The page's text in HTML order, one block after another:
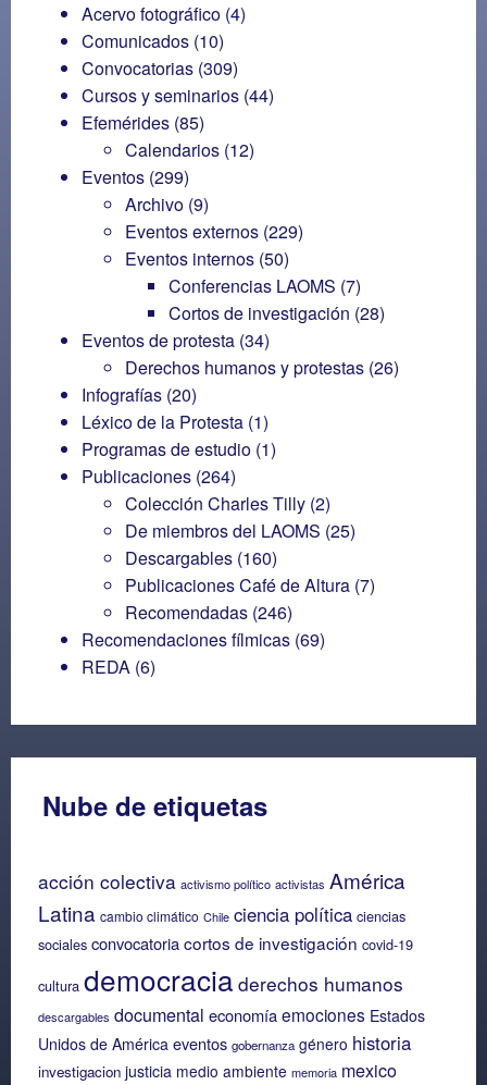
Acervo fotográfico (4)
Comunicados (10)
Convocatorias (309)
Cursos y seminarios (44)
Efemérides (85)
Calendarios (12)
Eventos (299)
Archivo (9)
Eventos externos (229)
Eventos internos (50)
Conferencias LAOMS (7)
Cortos de investigación (28)
Eventos de protesta (34)
Derechos humanos y protestas (26)
Infografías (20)
Léxico de la Protesta (1)
Programas de estudio (1)
Publicaciones (264)
Colección Charles Tilly (2)
De miembros del LAOMS (25)
Descargables (160)
Publicaciones Café de Altura (7)
Recomendadas (246)
Recomendaciones fílmicas (69)
REDA (6)
Nube de etiquetas
acción colectiva activismo político activistas América
Latina cambio climático Chile ciencia política ciencias
sociales convocatoriacortos de investigación covid-19
cultura democracia derechos humanos
descargables documental economíaemociones Estados
Unidos de América eventos gobernanza género historia
investigacion justicia medio ambiente memoria mexico